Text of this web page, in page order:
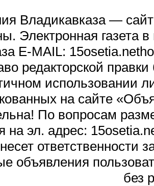
Владикавказа —
Электронная газета
E-MAIL:
редакторской
использовании
на сайте
По вопросам
на эл. адрес:
объявления
без